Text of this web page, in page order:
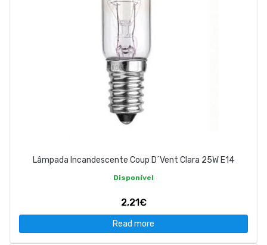
Lâmpada Incandescente Coup D´Vent Clara 25W E14
Disponível
2,21€
Read more